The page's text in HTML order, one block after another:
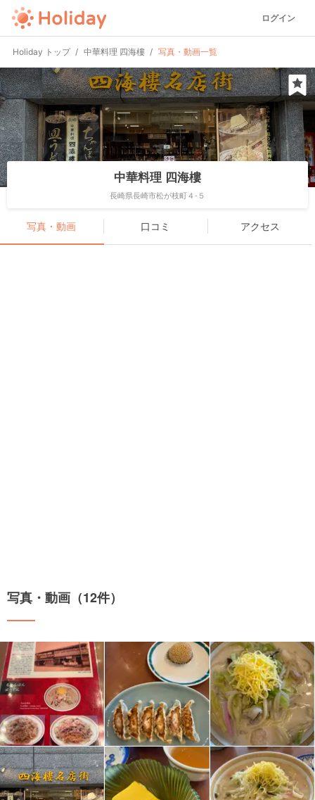
ログイン
Holiday トップ 中華料理 四海樓 写真・動画一覧
中華料理 四海樓
長崎県長崎市松が枝町４-５
写真・動画 口コミ アクセス
写真・動画（12件）